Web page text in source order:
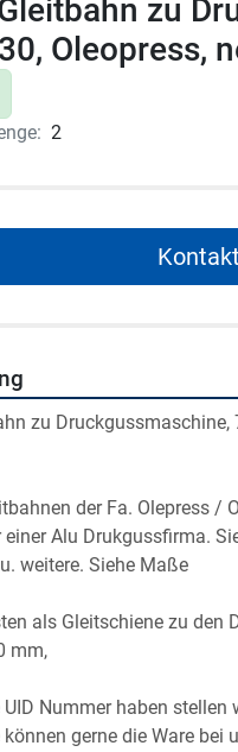
zu
Oleopress,
2
zu Druckgussmaschine,
der Fa. Olepress /
einer Alu Drukgussfirma.
weitere. Siehe Maße
als Gleitschiene zu den
mm,
UID Nummer haben
gerne die Ware bei